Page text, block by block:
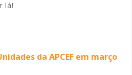
lá!
da APCEF em março